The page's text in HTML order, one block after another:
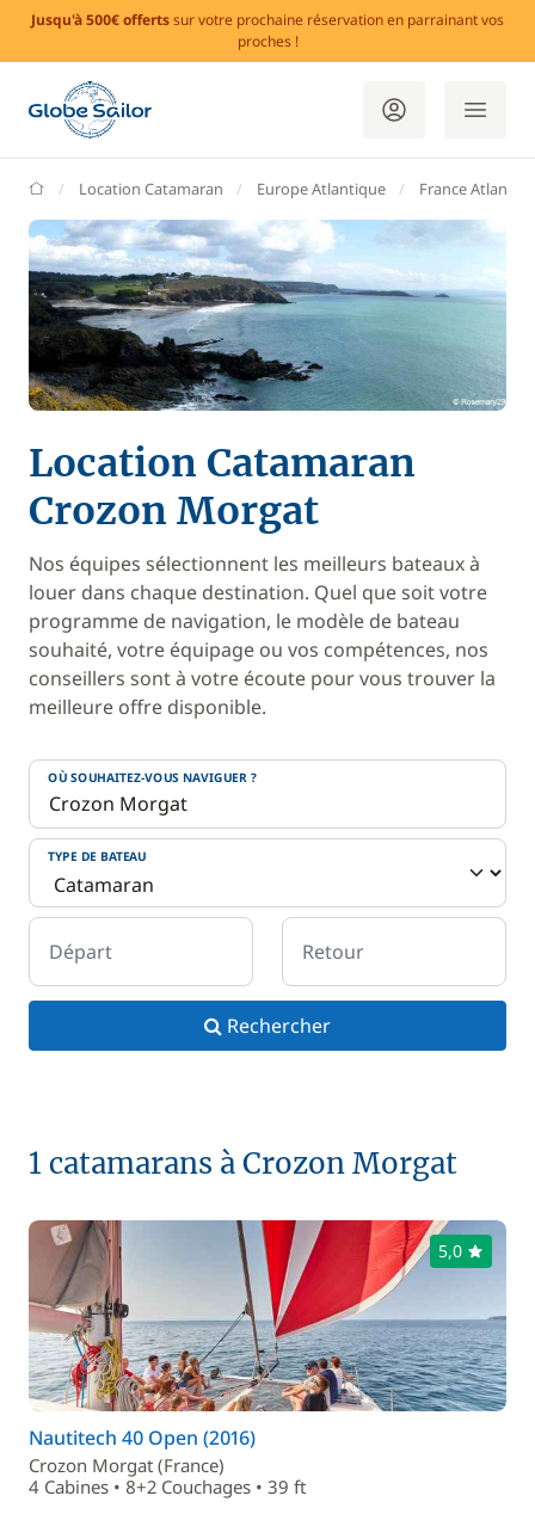
Jusqu'à 500€ offertssur votre prochaine réservation en parrainant vos
proches !
GlobeSailor
Location Catamaran Europe Atlantique France
Location Catamaran
Crozon Morgat
Nos équipes sélectionnent les meilleurs bateaux à
louer dans chaque destination. Quel que soit votre
programme de navigation, le modèle de bateau
souhaité, votre équipage ou vos compétences, nos
conseillers sont à votre écoute pour vous trouver la
meilleure offre disponible.
OÙ SOUHAITEZ-VOUS NAVIGUER ?
TYPE DE BATEAU
Départ Retour
Rechercher
1 catamarans à Crozon Morgat
5,0
Nautitech 40 Open (2016)
Crozon Morgat (France)
4 Cabines • 8+2 Couchages • 39 ft